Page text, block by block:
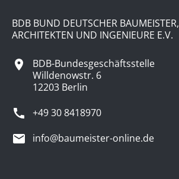
BDB BUND DEUTSCHER BAUMEISTER,
ARCHITEKTEN UND INGENIEURE E.V.
BDB-Bundesgeschäftsstelle
Willdenowstr. 6
12203 Berlin
+49 30 8418970
info@baumeister-online.de